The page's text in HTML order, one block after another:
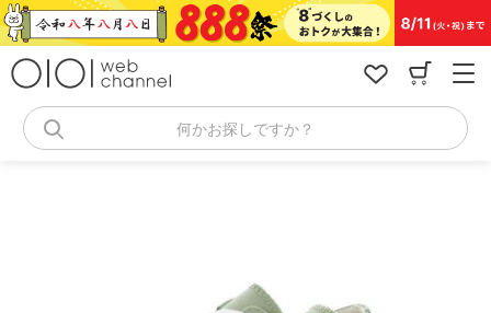
コ
ン
何かお探しですか？